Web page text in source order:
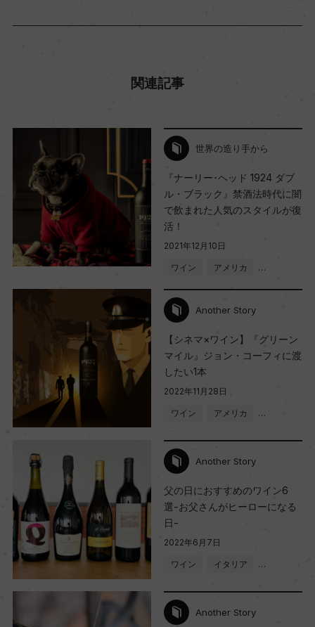
関連記事
世界の造り手から
『ナーリー･ヘッド 1924 ダブ
ル・ブラック』禁酒法時代に闇
で飲まれた人気のスタイルが復
活！
2021年12月10日
ワイン アメリカ …
Another Story
【シネマ×ワイン】『グリーン
マイル』ジョン・コーフィに渡
したい1本
2022年11月28日
ワイン アメリカ …
Another Story
父の日におすすめのワイン6
選-お父さんがヒーローになる
日-
2022年6月7日
ワイン イタリア …
Another Story